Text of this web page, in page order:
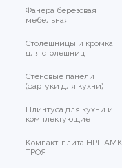
Фанера берёзовая
мебельная
Столешницы и кромка
для столешниц
Стеновые панели
(фартуки для кухни)
Плинтуса для кухни и
комплектующие
Компакт-плита HPL АМК
ТРОЯ